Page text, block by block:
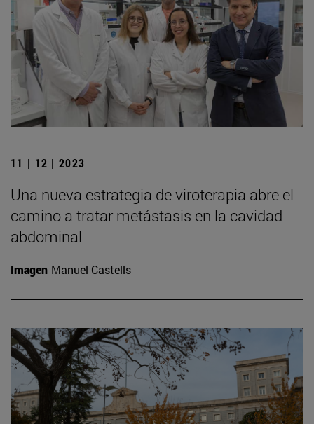
11 | 12 | 2023
Una nueva estrategia de viroterapia abre el
camino a tratar metástasis en la cavidad
abdominal
Imagen Manuel Castells